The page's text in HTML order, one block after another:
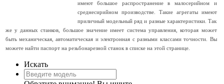
имеют большое распространение в малосерийном и
среднесирийном производстве. Такие агрегаты имеют
приличный модельный ряд и разные характеристики. Так
же у данных станков, большое значение имеет система управления, которая может
быть механическая, автоматическая и электронная с разными классами точности. Вы
можете найти паспорт на резьбонарезной станок в списке на этой странице.
Искать